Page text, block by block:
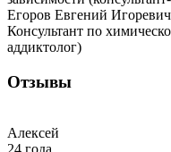
Егоров Евгений Игоревич
Консультант по
аддиктолог)
Отзывы
Алексей
24 года